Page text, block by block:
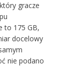
gracze
to 175 GB,
docelowy
nie podano